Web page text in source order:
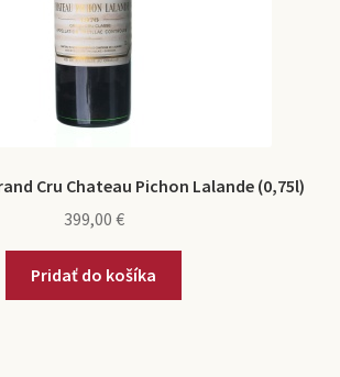
Cru Chateau Pichon Lalande (0,75l)
399,00 €
Pridať do košíka